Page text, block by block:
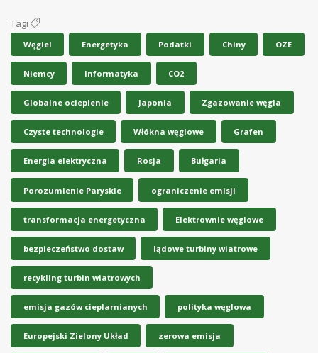
Tagi
Węgiel Energetyka Podatki Chiny OZE
Niemcy Informatyka CO2
Globalne ocieplenie Japonia Zgazowanie węgla
Czyste technologie Włókna węglowe Grafen
Energia elektryczna Rosja Bułgaria
Porozumienie Paryskie ograniczenie emisji
transformacja energetyczna Elektrownie węglowe
bezpieczeństwo dostaw lądowe turbiny wiatrowe
recykling turbin wiatrowych
emisja gazów cieplarnianych polityka węglowa
Europejski Zielony Układ zerowa emisja